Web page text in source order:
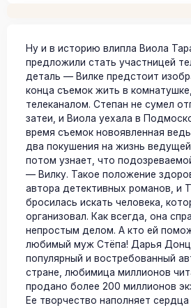
Ну и в историю влипла Виола
предложили стать участницей
деталь — Вилке предстоит
конца съемок жить в
телеканалом. Степан не сумел
затеи, и Виола уехала в
время съемок новоявленная
два покушения на жизнь
потом узнает, что
— Вилку. Такое положение
автора детективных романов, и
бросилась искать человека,
организовал. Как всегда, она
непростым делом. А кто ей
любимый муж Стёпа! Дарья
популярный и востребованный
стране, любимица миллионов
продано более 200 миллионов
Ее творчество наполняет